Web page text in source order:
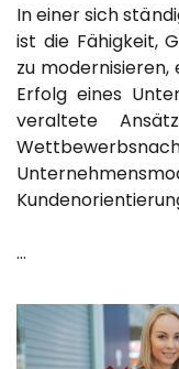
In einer sich
ist die Fähigkeit,
zu
Erfolg eines
veraltete
…